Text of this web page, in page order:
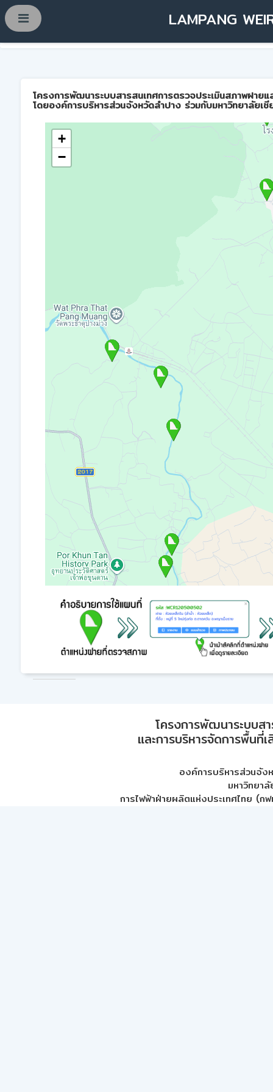
LAMPANG
โครงการพัฒนาระบบสารสนเทศการตรวจประเมินสภาพฝาย
โดยองค์การบริหารส่วนจังหวัดลำปาง ร่วมกับมหาวิทยาลัยเชี
+
−
โครงการพัฒนาระบบส
และการบริหารจัดการพื้นที่
องค์การบริหารส่วนจัง
มหาวิทยา
การไฟฟ้าฝ่ายผลิตแห่งประเทศไทย (กฟ